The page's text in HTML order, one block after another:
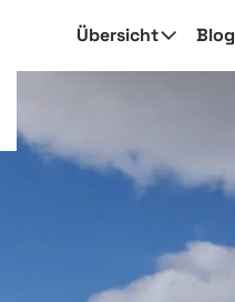
Übersicht Blog